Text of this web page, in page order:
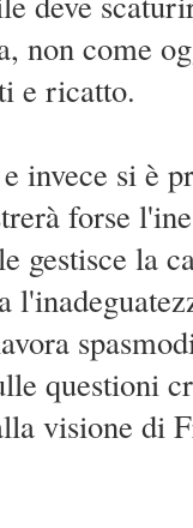
non come
e ricatto.
invece si è
forse
gestisce la
questioni
visione di